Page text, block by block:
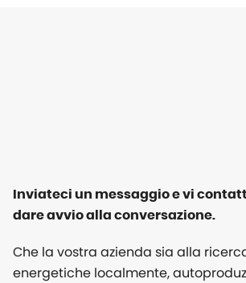
Inviateci un messaggio e vi
dare avvio alla conversazione.
Che la vostra azienda sia alla
energetiche localmente,